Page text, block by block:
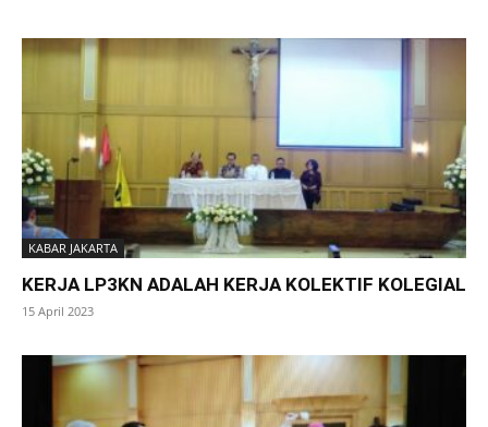
KABAR JAKARTA
KERJA LP3KN ADALAH KERJA KOLEKTIF KOLEGIAL
15 April 2023